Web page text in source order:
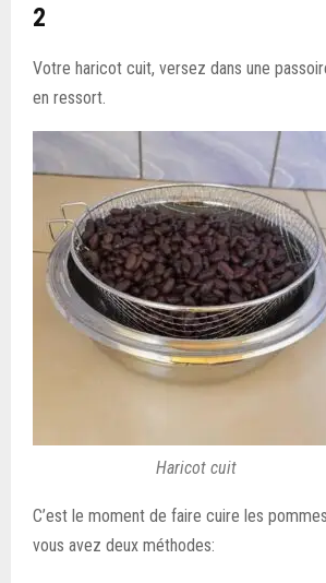
2
Votre haricot cuit, versez dans une
en ressort.
Haricot cuit
C’est le moment de faire cuire les
vous avez deux méthodes: